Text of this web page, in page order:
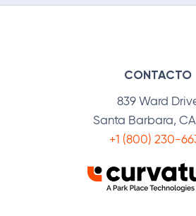
CONTACTO
839 Ward
Santa Barbara, CA
+1 (800) 230-